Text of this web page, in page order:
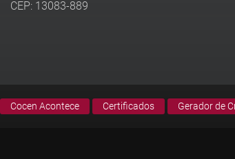
Cocen Acontece Certificados Gerador de